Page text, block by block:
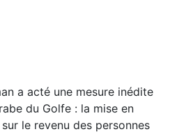
a acté une mesure inédite
du Golfe : la mise en
le revenu des personnes